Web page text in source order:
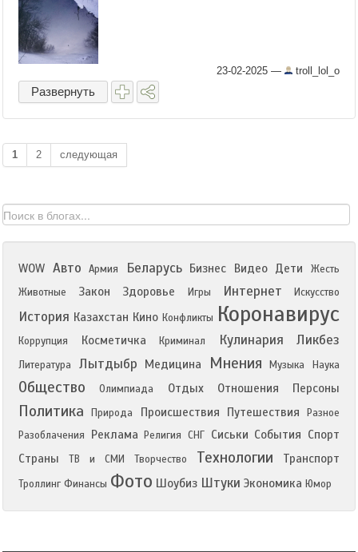
23-02-2025 — troll_lol_o
Развернуть
1 2 следующая
WOW Авто Армия Беларусь Бизнес Видео Дети
Жесть
Животные
Закон Здоровье Игры Интернет Искусство
История Казахстан Кино Конфликты Коронавирус
Коррупция Косметичка Криминал Кулинария Ликбез
Литература Лытдыбр Медицина Мнения Музыка Наука
Общество Олимпиада Отдых Отношения Персоны
Политика Природа Происшествия Путешествия
Разное
Разоблачения
Реклама Религия СНГ Сиськи События Спорт
Страны
ТВ и СМИ Творчество Технологии Транспорт
Троллинг Финансы Фото Шоубиз Штуки Экономика Юмор